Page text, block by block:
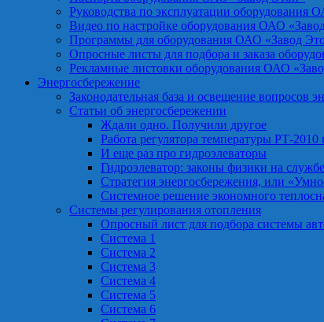
Руководства по эксплуатации оборудования
Видео по настройке оборудования ОАО
Программы для оборудования ОАО «Завод
Опросные листы для подбора и заказа
Рекламные листовки оборудования ОАО
Энергосбережение
Законодательная база и освещение вопросов
Статьи об энергосбережении
Ждали одно. Получили другое
Работа регулятора температуры РТ-
И еще раз про гидроэлеваторы
Гидроэлеватор: законы физики на
Стратегия энергосбережения, или
Системное решение экономного
Системы регулирования отопления
Опросный лист для подбора системы
Система 1
Система 2
Система 3
Система 4
Система 5
Система 6